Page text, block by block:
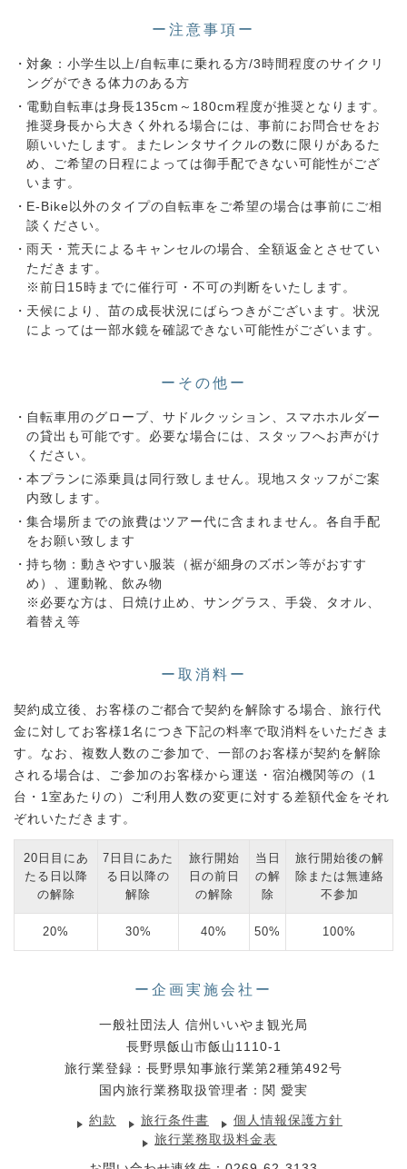
ー注意事項ー
対象：小学生以上/自転車に乗れる方/3時間程度のサイクリ
ングができる体力のある方
電動自転車は身長135cm～180cm程度が推奨となります。
推奨身長から大きく外れる場合には、事前にお問合せをお
願いいたします。またレンタサイクルの数に限りがあるた
め、ご希望の日程によっては御手配できない可能性がござ
います。
E-Bike以外のタイプの自転車をご希望の場合は事前にご相
談ください。
雨天・荒天によるキャンセルの場合、全額返金とさせてい
ただきます。
※前日15時までに催行可・不可の判断をいたします。
天候により、苗の成長状況にばらつきがございます。状況
によっては一部水鏡を確認できない可能性がございます。
ーその他ー
自転車用のグローブ、サドルクッション、スマホホルダー
の貸出も可能です。必要な場合には、スタッフへお声がけ
ください。
本プランに添乗員は同行致しません。現地スタッフがご案
内致します。
集合場所までの旅費はツアー代に含まれません。各自手配
をお願い致します
持ち物：動きやすい服装（裾が細身のズボン等がおすす
め）、運動靴、飲み物
※必要な方は、日焼け止め、サングラス、手袋、タオル、
着替え等
ー取消料ー
契約成立後、お客様のご都合で契約を解除する場合、旅行代
金に対してお客様1名につき下記の料率で取消料をいただきま
す。なお、複数人数のご参加で、一部のお客様が契約を解除
される場合は、ご参加のお客様から運送・宿泊機関等の（1
台・1室あたりの）ご利用人数の変更に対する差額代金をそれ
ぞれいただきます。
20日目にあ
たる日以降
の解除
7日目にあた
る日以降の
解除
旅行開始
日の前日
の解除
当日
の解
除
旅行開始後の解
除または無連絡
不参加
20% 30% 40% 50% 100%
ー企画実施会社ー
一般社団法人 信州いいやま観光局
長野県飯山市飯山1110-1
旅行業登録：長野県知事旅行業第2種第492号
国内旅行業務取扱管理者：関 愛実
約款 旅行条件書
個人情報保護方針
旅行業務取扱料金表